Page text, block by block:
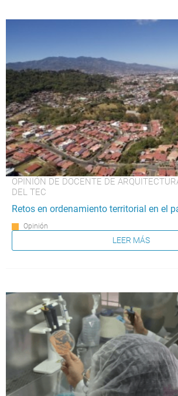
OPINIÓN DE DOCENTE DE
DEL TEC
Retos en ordenamiento territorial en el
Opinión
LEER MÁS